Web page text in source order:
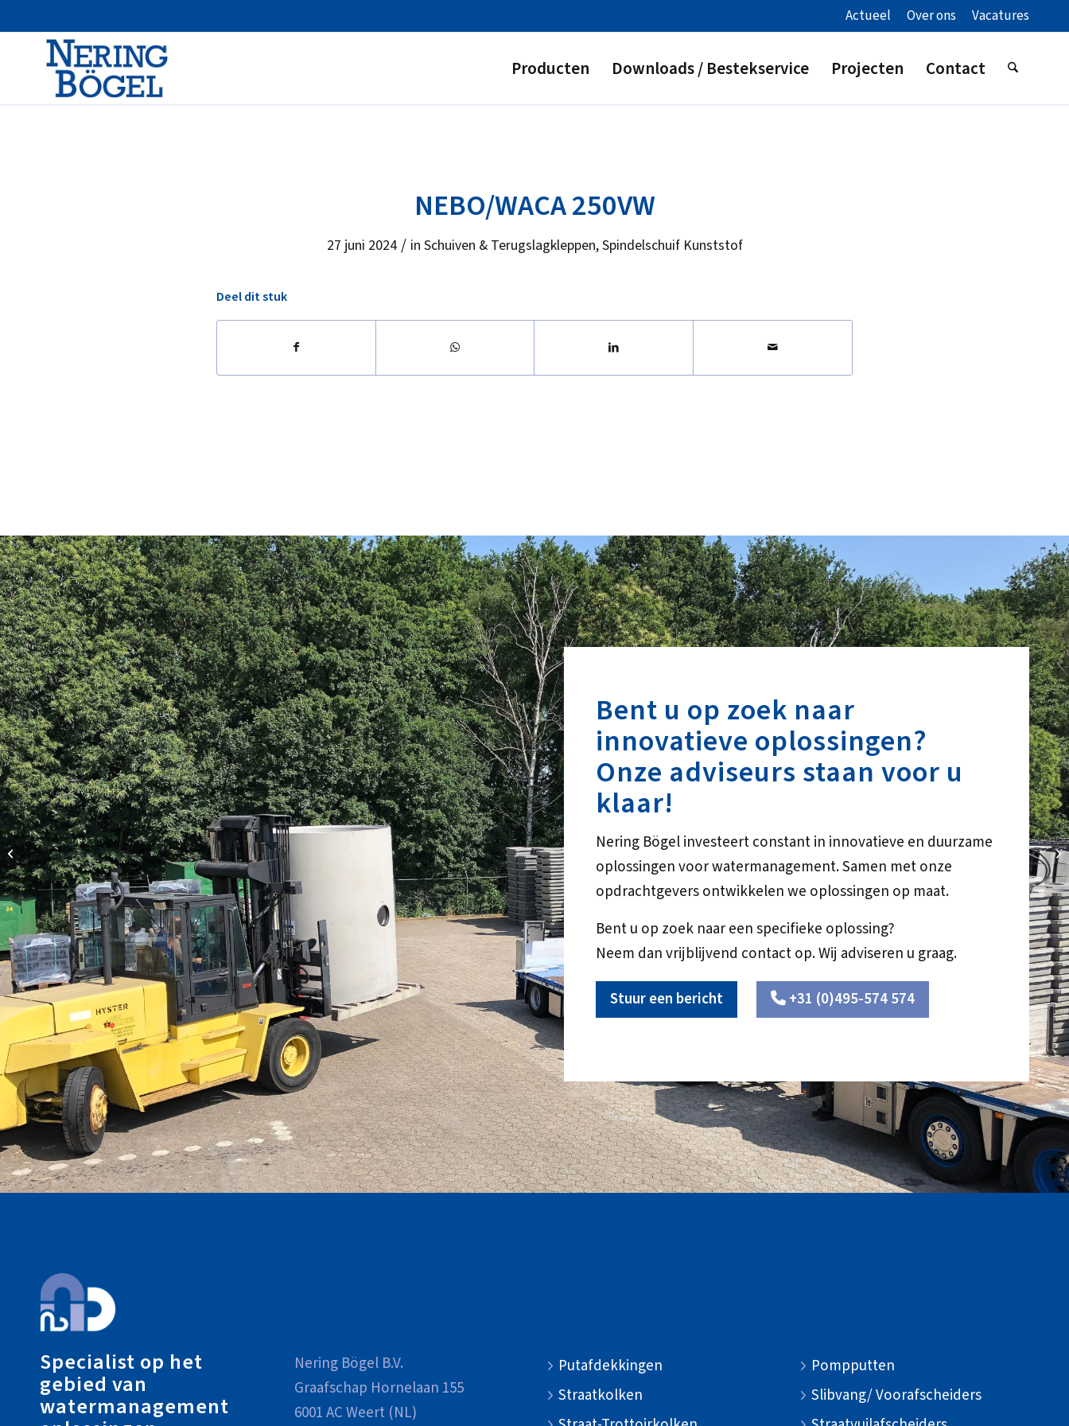
Actueel Over ons Vacatures
Producten Downloads / Bestekservice Projecten Contact
NEBO/WACA 250VW
27 juni 2024 / in Schuiven & Terugslagkleppen,Spindelschuif Kunststof
Deel dit stuk
Bent u op zoek naar
innovatieve oplossingen?
Onze adviseurs staan voor u
klaar!
Nering Bögel investeert constant in innovatieve en duurzame
oplossingen voor watermanagement. Samen met onze
opdrachtgevers ontwikkelen we oplossingen op maat.
Bent u op zoek naar een specifieke oplossing?
Neem dan vrijblijvend contact op. Wij adviseren u graag.
Stuur een bericht +31 (0)495-574 574
Specialist op het
gebied van
watermanagement
Nering Bögel B.V.
Graafschap Hornelaan 155
6001 AC Weert (NL)
Putafdekkingen
Straatkolken
Pompputten
Slibvang/ Voorafscheiders
NEBO/WACA 200VW